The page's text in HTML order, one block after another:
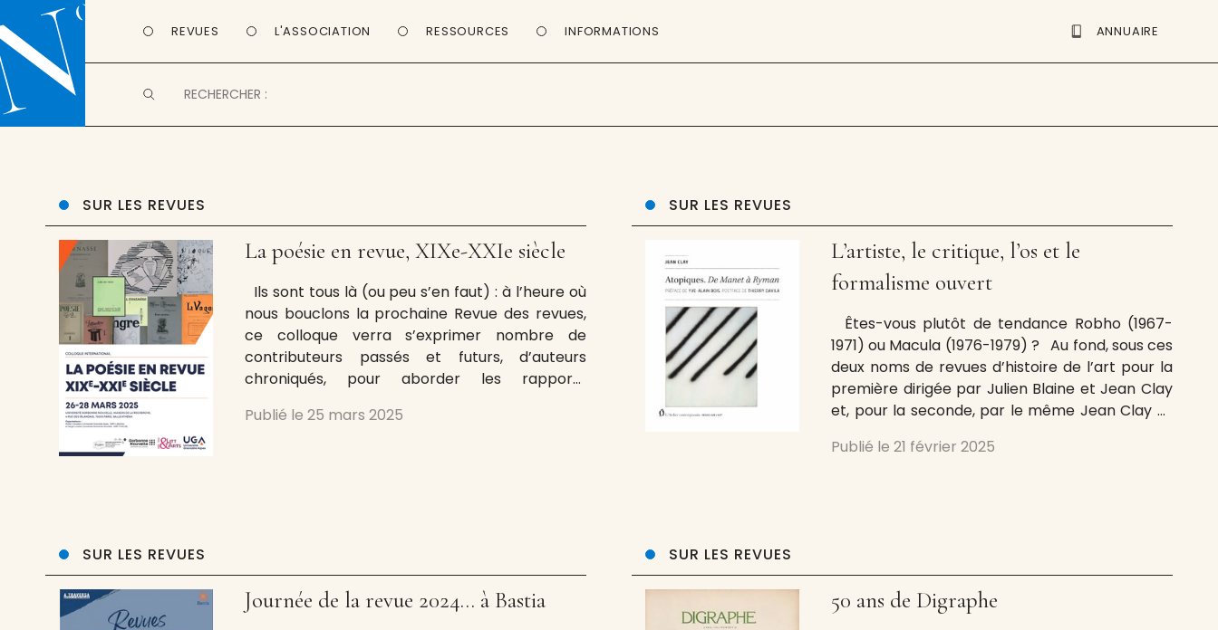
REVUES L'ASSOCIATION RESSOURCES INFORMATIONS ANNUAIRE
SUR LES REVUES
La poésie en revue, XIXe-XXIe siècle
Ils sont tous là (ou peu s’en faut) : à l’heure où
nous bouclons la prochaine Revue des revues,
ce colloque verra s’exprimer nombre de
contributeurs passés et futurs, d’auteurs
chroniqués, pour aborder les rapports
et des revues. Ces deux journées réunissent
Publié le 25 mars 2025
SUR LES REVUES
L’artiste, le critique, l’os et le
formalisme ouvert
Êtes-vous plutôt de tendance Robho (1967-
1971) ou Macula (1976-1979) ? Au fond, sous ces
deux noms de revues d’histoire de l’art pour la
première dirigée par Julien Blaine et Jean Clay
et, pour la seconde, par le même Jean Clay et
manières de réfléchir les pratiques et
Publié le 21 février 2025
SUR LES REVUES
Journée de la revue 2024… à Bastia
SUR LES REVUES
50 ans de Digraphe